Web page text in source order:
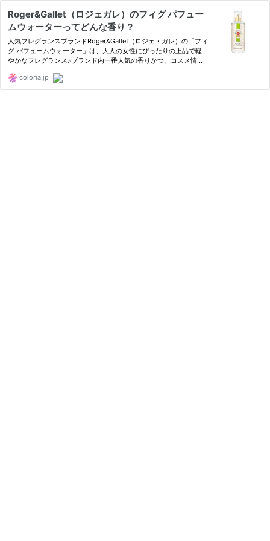
Roger&Gallet（ロジェガレ）のフィグ パフュー
ムウォーターってどんな香り？
人気フレグランスブランドRoger&Gallet（ロジェ・ガレ）の「フィ
グ パフュームウォーター」は、大人の女性にぴったりの上品で軽
やかなフレグランス♪ブランド内一番人気の香りかつ、コスメ情報
「フィグ」の魅力をお届け！お得な情報も紹介します♪
coloria.jp